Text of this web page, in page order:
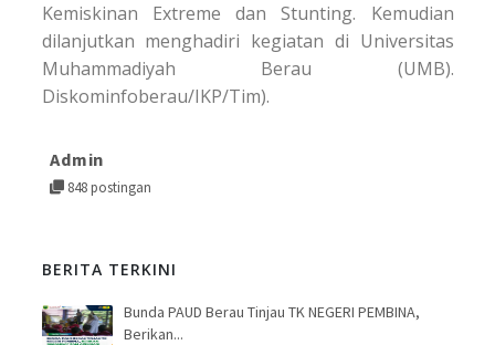
Kemiskinan Extreme dan Stunting. Kemudian
dilanjutkan menghadiri kegiatan di Universitas
Muhammadiyah Berau (UMB).
Diskominfoberau/IKP/Tim).
Admin
848 postingan
BERITA TERKINI
Bunda PAUD Berau Tinjau TK NEGERI PEMBINA,
Berikan...